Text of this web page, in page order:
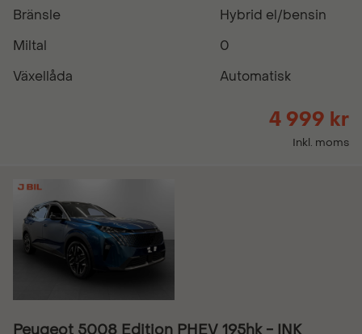
Bränsle
Hybrid el/bensin
Miltal
0
Växellåda
Automatisk
4 999 kr
Inkl. moms